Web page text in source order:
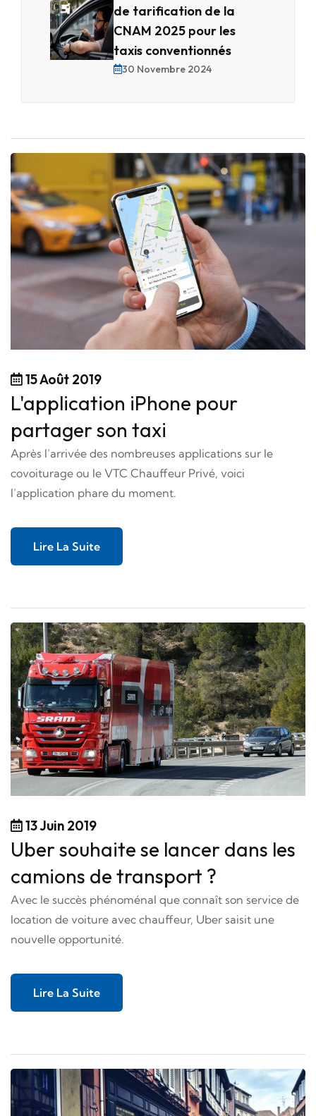
30 Novembre 2024
de tarification de la
CNAM 2025 pour les
taxis conventionnés
15 Août 2019
L'application iPhone pour
partager son taxi
Après l’arrivée des nombreuses applications sur le
covoiturage ou le VTC Chauffeur Privé, voici
l’application phare du moment.
Lire La Suite
13 Juin 2019
Uber souhaite se lancer dans les
camions de transport ?
Avec le succès phénoménal que connaît son service de
location de voiture avec chauffeur, Uber saisit une
nouvelle opportunité.
Lire La Suite